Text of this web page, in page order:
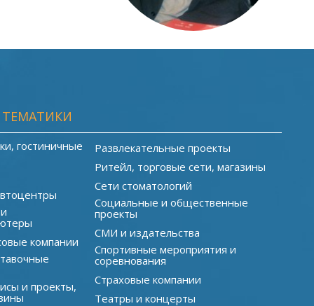
гостиничные
компании
и проекты,
Развлекательные проекты
Ритейл, торговые сети, магазины
Сети стоматологий
Социальные и общественные
проекты
СМИ и издательства
Спортивные мероприятия и
соревнования
Страховые компании
Театры и концерты